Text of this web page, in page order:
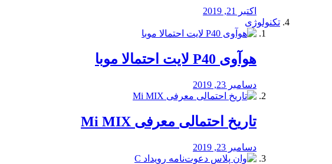
اکتبر 21, 2019
تکنولوژی
هوآوی P40 لایت احتمالا موبا
دسامبر 23, 2019
تاریخ احتمالی معرفی Mi MIX
دسامبر 23, 2019